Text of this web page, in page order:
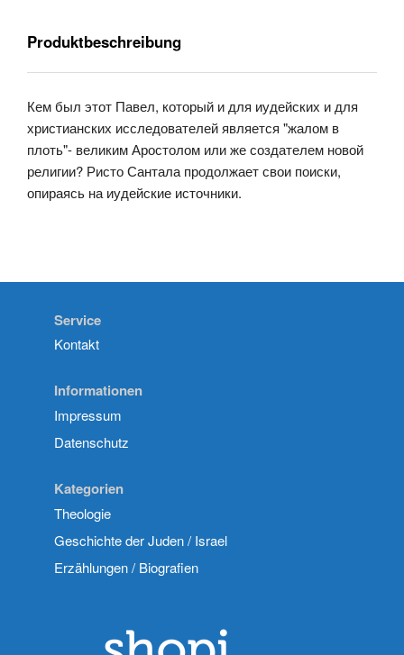
Produktbeschreibung
Кем был этот Павел, который и для иудейских и для
христианских исследователей является "жалом в
плоть"- великим Аростолом или же создателем новой
религии? Ристо Сантала продолжает свои поиски,
опираясь на иудейские источники.
Service
Kontakt
Informationen
Impressum
Datenschutz
Kategorien
Theologie
Geschichte der Juden / Israel
Erzählungen / Biografien